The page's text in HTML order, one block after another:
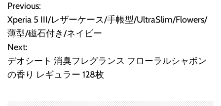
投
稿
ナ
ビ
Previous:
Xperia 5 III/レザーケース/手帳型/UltraSlim/Flowers/
薄型/磁石付き/ネイビー
Next:
デオシート 消臭フレグランス フローラルシャボン
の香り レギュラー 128枚